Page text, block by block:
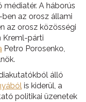
A háborús
az orosz állami
az orosz közösségi
Kreml-párti
Petro Porosenko,
álló
is kiderül, a
politikai üzenetek